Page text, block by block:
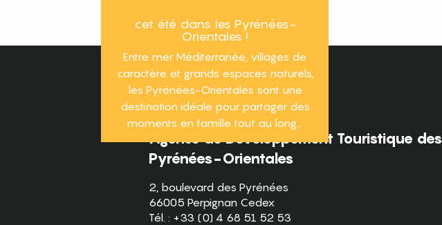
cet été dans les Pyrénées-
Orientales !
Entre mer Méditerranée, villages de
caractère et grands espaces naturels,
les Pyrénées-Orientales sont une
destination idéale pour partager des
moments en famille tout au long...
Agence de Développement Touristique des
Pyrénées-Orientales
2, boulevard des Pyrénées
66005 Perpignan Cedex
Tél. : +33 (0) 4 68 51 52 53